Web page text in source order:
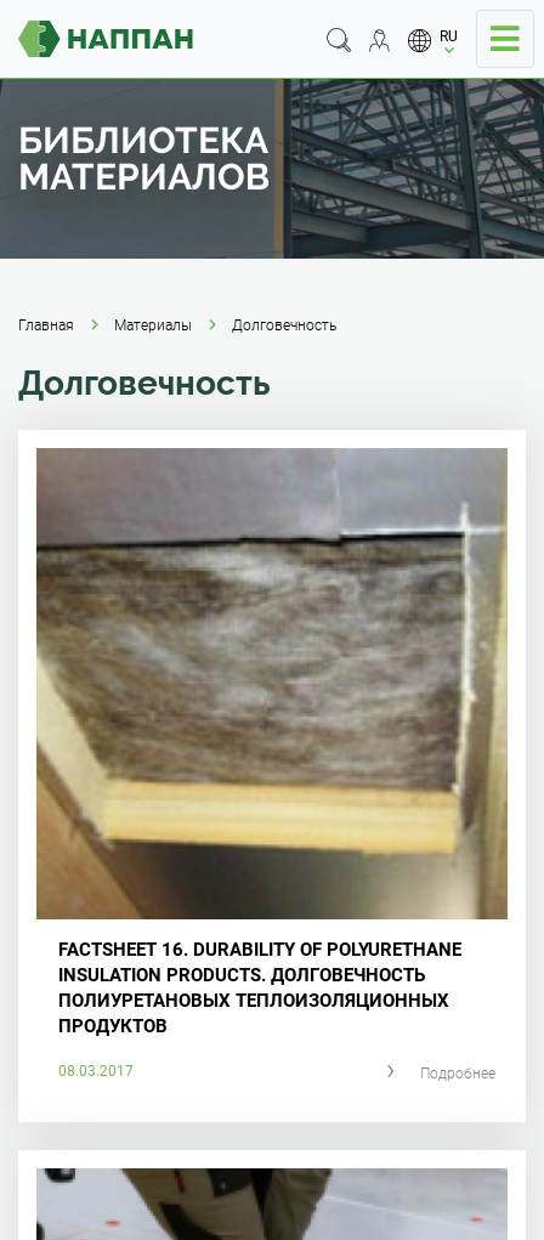
RU
БИБЛИОТЕКА
МАТЕРИАЛОВ
Главная Материалы Долговечность
Долговечность
FACTSHEET 16. DURABILITY OF POLYURETHANE
INSULATION PRODUCTS. ДОЛГОВЕЧНОСТЬ
ПОЛИУРЕТАНОВЫХ ТЕПЛОИЗОЛЯЦИОННЫХ
ПРОДУКТОВ
08.03.2017 Подробнее